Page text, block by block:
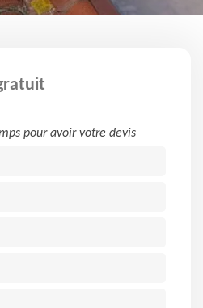
pour avoir votre devis